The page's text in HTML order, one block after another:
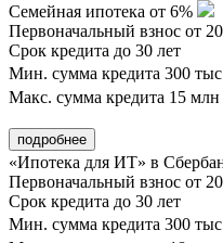
Семейная ипотека от 6%
Первоначальный взнос от
Срок кредита до 30 лет
Мин. сумма кредита 300
Макс. сумма кредита 15
«Ипотека для ИТ» в
Первоначальный взнос от
Срок кредита до 30 лет
Мин. сумма кредита 300